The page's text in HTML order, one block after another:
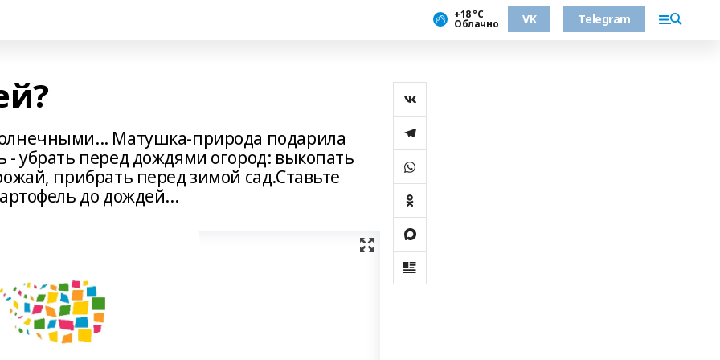
+18 °С
Облачно VK Telegram
Матушка-природа подарила
убрать перед дождями огород: выкопать
прибрать перед зимой сад.Ставьте
до дождей...